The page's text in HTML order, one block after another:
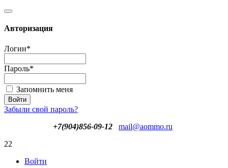
Авторизация
Логин*
Пароль*
Запомнить меня
Забыли свой пароль?
+7(904)856-09-12
mail@aommo.ru
22
Войти